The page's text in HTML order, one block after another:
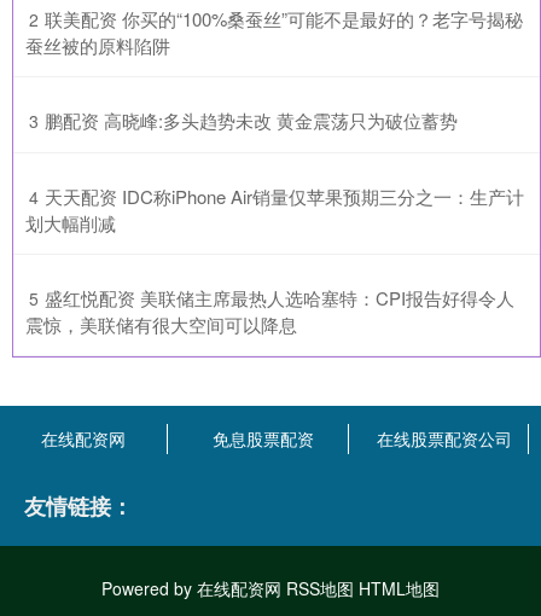
2 ​联美配资 你买的“100%桑蚕丝”可能不是最好的？老字号揭秘
蚕丝被的原料陷阱
3 ​鹏配资 高晓峰:多头趋势未改 黄金震荡只为破位蓄势
4 ​天天配资 IDC称iPhone Air销量仅苹果预期三分之一：生产计
划大幅削减
5 ​盛红悦配资 美联储主席最热人选哈塞特：CPI报告好得令人
震惊，美联储有很大空间可以降息
在线配资网 免息股票配资 在线股票配资公司
友情链接：
Powered by 在线配资网 RSS地图 HTML地图